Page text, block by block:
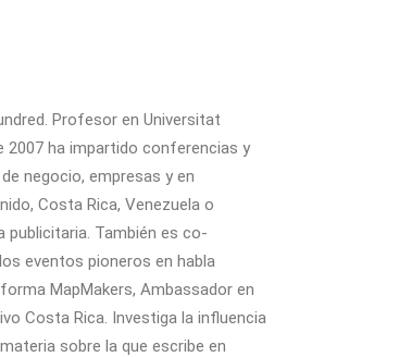
Profesor en Universitat
2007 ha impartido conferencias y
negocio, empresas y en
Costa Rica, Venezuela o
publicitaria. También es co-
eventos pioneros en habla
MapMakers, Ambassador en
Costa Rica. Investiga la influencia
sobre la que escribe en